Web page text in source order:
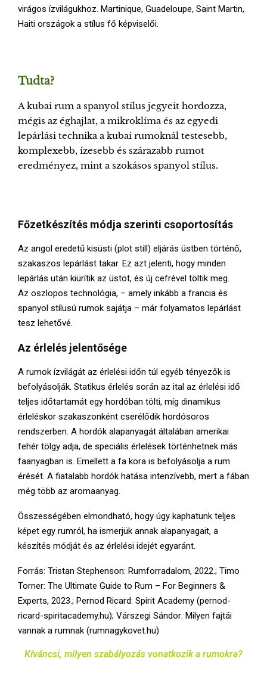
virágos ízvilágukhoz. Martinique, Guadeloupe, Saint Martin,
Haiti országok a stílus fő képviselői.
Tudta?
A kubai rum a spanyol stílus jegyeit hordozza,
mégis az éghajlat, a mikroklíma és az egyedi
lepárlási technika a kubai rumoknál testesebb,
komplexebb, ízesebb és szárazabb rumot
eredményez, mint a szokásos spanyol stílus.
Főzetkészítés módja szerinti csoportosítás
Az angol eredetű kisüsti (plot still) eljárás üstben történő,
szakaszos lepárlást takar. Ez azt jelenti, hogy minden
lepárlás után kiürítik az üstöt, és új cefrével töltik meg.
Az oszlopos technológia, – amely inkább a francia és
spanyol stílusú rumok sajátja – már folyamatos lepárlást
tesz lehetővé.
Az érlelés jelentősége
A rumok ízvilágát az érlelési időn túl egyéb tényezők is
befolyásolják. Statikus érlelés során az ital az érlelési idő
teljes időtartamát egy hordóban tölti, míg dinamikus
érleléskor szakaszonként cserélődik hordósoros
rendszerben. A hordók alapanyagát általában amerikai
fehér tölgy adja, de speciális érlelések történhetnek más
faanyagban is. Emellett a fa kora is befolyásolja a rum
érését. A fiatalabb hordók hatása intenzívebb, mert a fában
még több az aromaanyag.
Összességében elmondható, hogy úgy kaphatunk teljes
képet egy rumról, ha ismerjük annak alapanyagait, a
készítés módját és az érlelési idejét egyaránt.
Forrás: Tristan Stephenson: Rumforradalom, 2022.; Timo
Torner: The Ultimate Guide to Rum – For Beginners &
Experts, 2023.; Pernod Ricard: Spirit Academy (pernod-
ricard-spiritacademy.hu); Várszegi Sándor: Milyen fajtái
vannak a rumnak (rumnagykovet.hu)
Kíváncsi, milyen szabályozás vonatkozik a rumokra?